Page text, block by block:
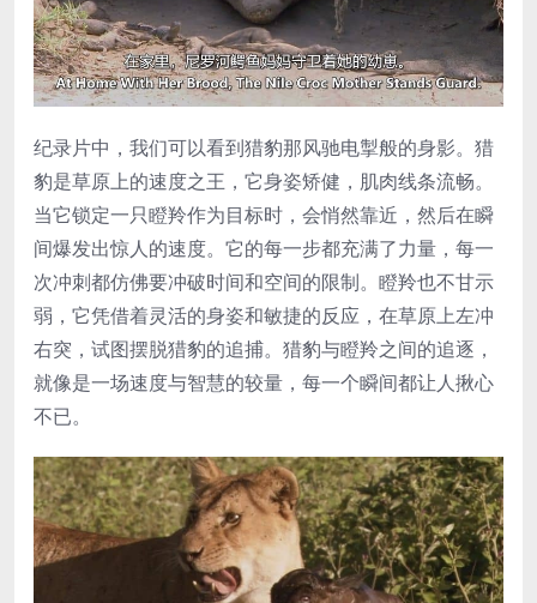
纪录片中，我们可以看到猎豹那风驰电掣般的身影。猎
豹是草原上的速度之王，它身姿矫健，肌肉线条流畅。
当它锁定一只瞪羚作为目标时，会悄然靠近，然后在瞬
间爆发出惊人的速度。它的每一步都充满了力量，每一
次冲刺都仿佛要冲破时间和空间的限制。瞪羚也不甘示
弱，它凭借着灵活的身姿和敏捷的反应，在草原上左冲
右突，试图摆脱猎豹的追捕。猎豹与瞪羚之间的追逐，
就像是一场速度与智慧的较量，每一个瞬间都让人揪心
不已。